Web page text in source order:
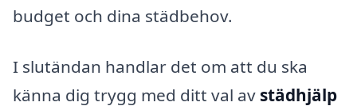
budget och dina städbehov.
I slutändan handlar det om att du ska
känna dig trygg med ditt val av städhjälp